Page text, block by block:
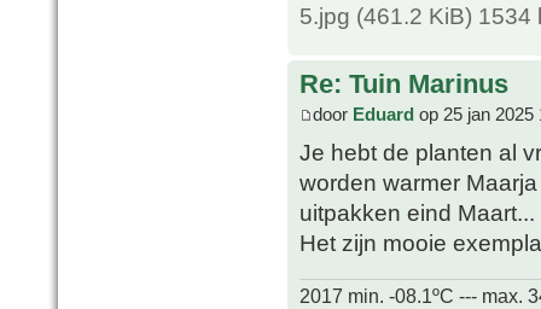
5.jpg (461.2 KiB) 1534
Re: Tuin Marinus
door Eduard op 25 jan 2025
Je hebt de planten al
worden warmer
uitpakken eind Maart...
Het zijn mooie
2017 min. -08.1ºC --- max.